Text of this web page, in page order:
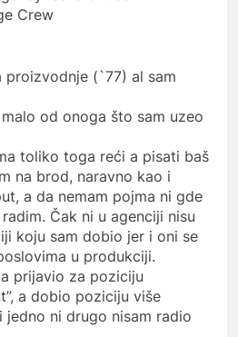
Crew
proizvodnje (`77) al sam
od onoga što sam uzeo
toliko toga reći a pisati baš
na brod, naravno kao i
a da nemam pojma ni gde
Čak ni u agenciji nisu
koju sam dobio jer i oni se
u produkciji.
prijavio za poziciju
a dobio poziciju više
jedno ni drugo nisam radio